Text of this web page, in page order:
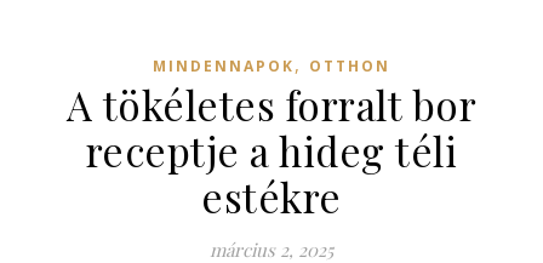
MINDENNAPOK, OTTHON
A tökéletes forralt bor
receptje a hideg téli
estékre
március 2, 2025